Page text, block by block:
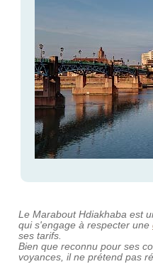
Le Marabout Hdiakhaba est
qui s'engage à respecter une
ses tarifs.
Bien que reconnu pour ses
voyances, il ne prétend pas